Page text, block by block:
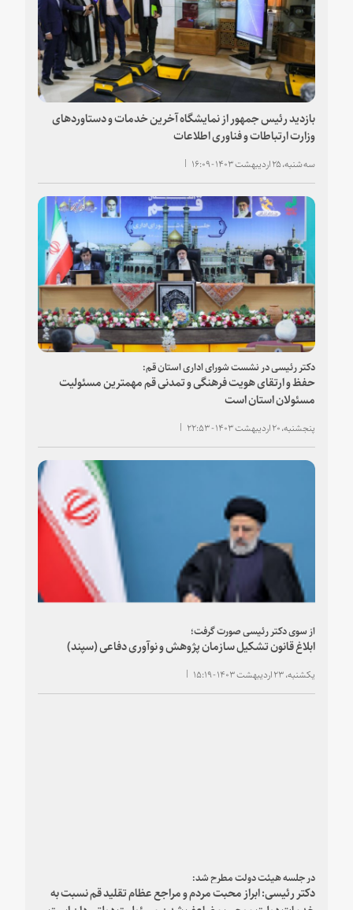
بازدید رئیس جمهور از نمایشگاه آخرین خدمات و دستاوردهای
وزارت ارتباطات و فناوری اطلاعات
سه شنبه، ۲۵ اردیبهشت ۱۴۰۳ - ۱۶:۰۹
دکتر رئیسی در نشست شورای اداری استان قم:
حفظ و ارتقای هویت فرهنگی و تمدنی قم مهمترین مسئولیت
مسئولان استان است
پنجشنبه، ۲۰ اردیبهشت ۱۴۰۳ - ۲۲:۵۳
از سوی دکتر رئیسی صورت گرفت؛
ابلاغ قانون تشکیل سازمان پژوهش و نوآوری دفاعی (سپند)
یکشنبه، ۲۳ اردیبهشت ۱۴۰۳ - ۱۵:۱۹
در جلسه هیئت دولت مطرح شد:
دکتر رئیسی: ابراز محبت مردم و مراجع عظام تقلید قم نسبت به